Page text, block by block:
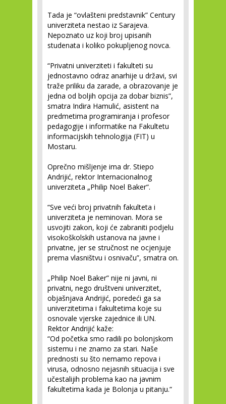
Tada je “ovlašteni predstavnik” Century
univerziteta nestao iz Sarajeva.
Nepoznato uz koji broj upisanih
studenata i koliko pokupljenog novca.
“Privatni univerziteti i fakulteti su
jednostavno odraz anarhije u državi, svi
traže priliku da zarade, a obrazovanje je
jedna od boljih opcija za dobar biznis”,
smatra Indira Hamulić, asistent na
predmetima programiranja i profesor
pedagogije i informatike na Fakultetu
informacijskih tehnologija (FIT) u
Mostaru.
Oprečno mišljenje ima dr. Stiepo
Andrijić, rektor Internacionalnog
univerziteta „Philip Noel Baker“.
“Sve veći broj privatnih fakulteta i
univerziteta je neminovan. Mora se
usvojiti zakon, koji će zabraniti podjelu
visokoškolskih ustanova na javne i
privatne, jer se stručnost ne ocjenjuje
prema vlasništvu i osnivaču”, smatra on.
„Philip Noel Baker” nije ni javni, ni
privatni, nego društveni univerzitet,
objašnjava Andrijić, poredeći ga sa
univerzitetima i fakultetima koje su
osnovale vjerske zajednice ili UN.
Rektor Andrijić kaže:
“Od početka smo radili po bolonjskom
sistemu i ne znamo za stari. Naše
prednosti su što nemamo repova i
virusa, odnosno nejasnih situacija i sve
učestalijih problema kao na javnim
fakultetima kada je Bolonja u pitanju.“